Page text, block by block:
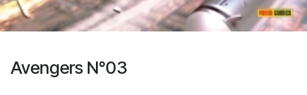
Avengers N°03